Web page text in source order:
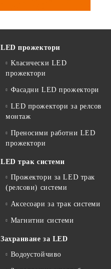
LED прожектори
Класически LED
прожектори
Фасадни LED прожектори
LED прожектори за релсов
монтаж
Преносими работни LED
прожектори
LED трак системи
Прожектори за LED трак
(релсови) системи
Аксесоари за трак системи
Магнитни системи
Захранване за LED
Водоустойчиво